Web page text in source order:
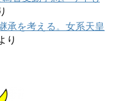
承を考える。女系天皇
り